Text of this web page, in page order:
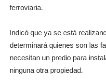
ferroviaria.
Indicó que ya se está
determinará quienes son las
necesitan un predio para
ninguna otra propiedad.